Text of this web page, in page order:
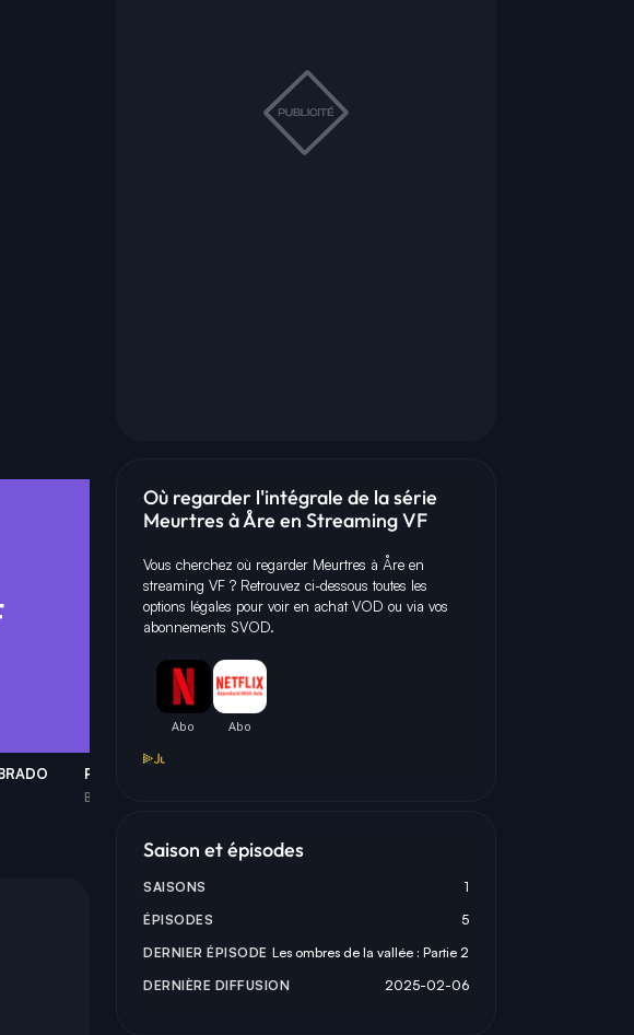
P
PIA JOHANSSON
BIRGITTA GRIP
M
Où regarder l'intégrale de la série
Meurtres à Åre en Streaming VF
Vous cherchez où regarder Meurtres à Åre en
streaming VF ? Retrouvez ci-dessous toutes les
options légales pour voir en achat VOD ou via vos
abonnements SVOD.
Saison et épisodes
SAISONS
1
ÉPISODES
5
DERNIER ÉPISODE Les ombres de la vallée : Partie 2
DERNIÈRE DIFFUSION
2025-02-06